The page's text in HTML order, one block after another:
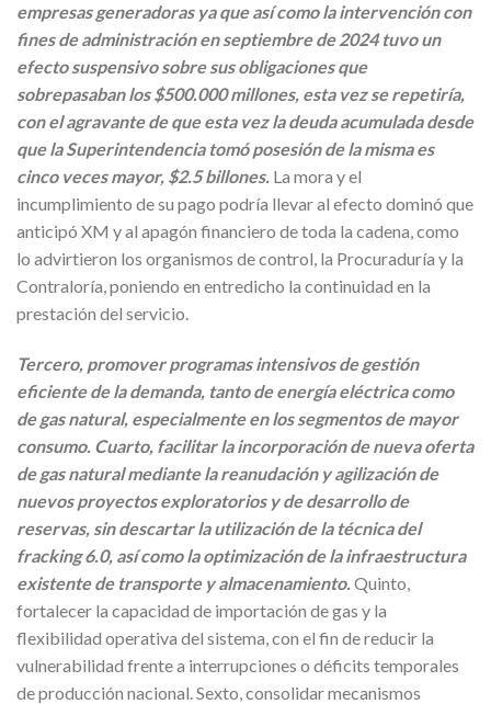
empresas generadoras ya que así como la intervención con
fines de administración en septiembre de 2024 tuvo un
efecto suspensivo sobre sus obligaciones que
sobrepasaban los $500.000 millones, esta vez se repetiría,
con el agravante de que esta vez la deuda acumulada desde
que la Superintendencia tomó posesión de la misma es
cinco veces mayor, $2.5 billones. La mora y el
incumplimiento de su pago podría llevar al efecto dominó que
anticipó XM y al apagón financiero de toda la cadena, como
lo advirtieron los organismos de control, la Procuraduría y la
Contraloría, poniendo en entredicho la continuidad en la
prestación del servicio.
Tercero, promover programas intensivos de gestión
eficiente de la demanda, tanto de energía eléctrica como
de gas natural, especialmente en los segmentos de mayor
consumo. Cuarto, facilitar la incorporación de nueva oferta
de gas natural mediante la reanudación y agilización de
nuevos proyectos exploratorios y de desarrollo de
reservas, sin descartar la utilización de la técnica del
fracking 6.0, así como la optimización de la infraestructura
existente de transporte y almacenamiento. Quinto,
fortalecer la capacidad de importación de gas y la
flexibilidad operativa del sistema, con el fin de reducir la
vulnerabilidad frente a interrupciones o déficits temporales
de producción nacional. Sexto, consolidar mecanismos